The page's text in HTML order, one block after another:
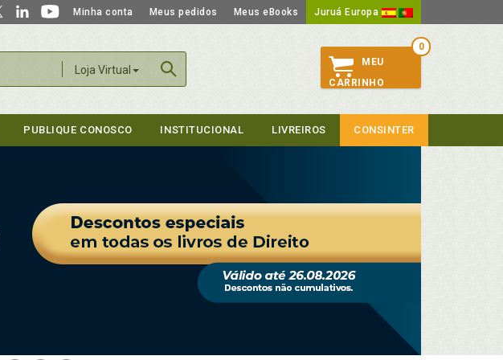
Minha conta Meus pedidos Meus eBooks Juruá Europa
Loja Virtual
0
MEU
CARRINHO
PUBLIQUE CONOSCO INSTITUCIONAL LIVREIROS CONSINTER